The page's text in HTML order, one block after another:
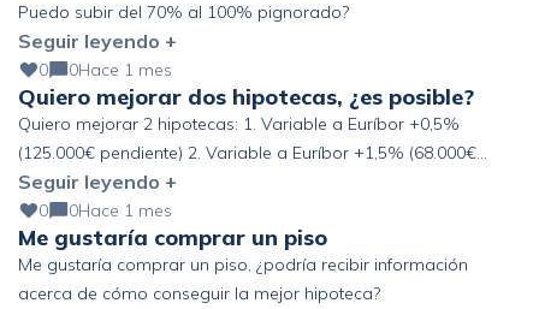
Puedo subir del 70% al 100% pignorado?
Seguir leyendo +
0 0Hace 1 mes
Quiero mejorar dos hipotecas, ¿es posible?
Quiero mejorar 2 hipotecas: 1. Variable a Euríbor +0,5%
(125.000€ pendiente) 2. Variable a Euríbor +1,5% (68.000€
pendiente) Altos ingresos y ahorro, pero fuera de España. ¿Se
podría mejorar?
Seguir leyendo +
0 0Hace 1 mes
Me gustaría comprar un piso
Me gustaría comprar un piso, ¿podría recibir información
acerca de cómo conseguir la mejor hipoteca?